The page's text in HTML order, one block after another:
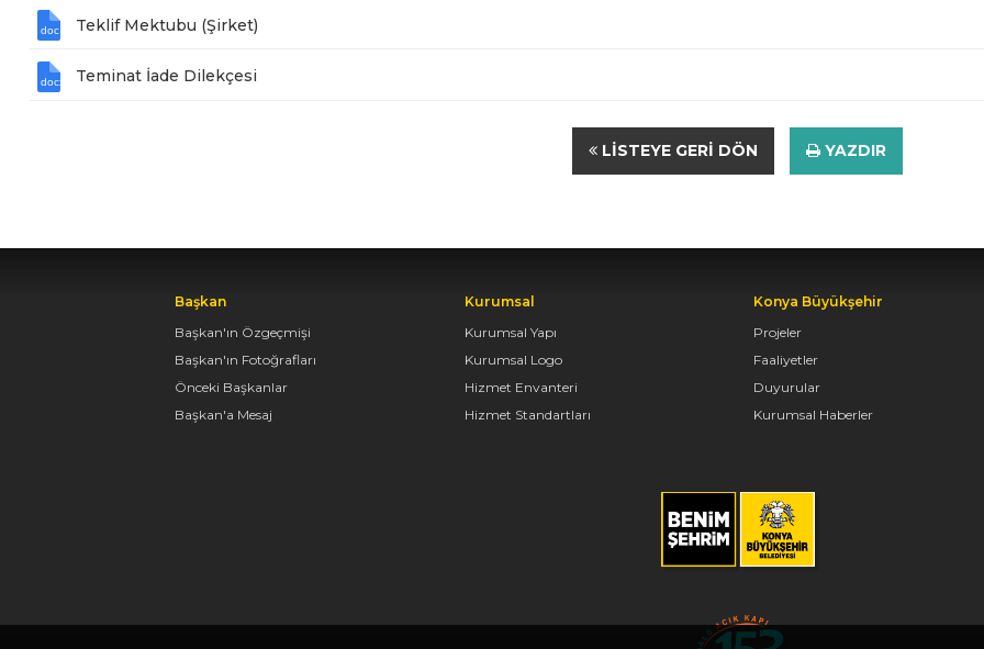
Teklif Mektubu (Şirket)
Teminat İade Dilekçesi
LISTEYE GERI DÖN YAZDIR
Başkan
Başkan'ın Özgeçmişi
Başkan'ın Fotoğrafları
Önceki Başkanlar
Başkan'a Mesaj
Kurumsal
Kurumsal Yapı
Kurumsal Logo
Hizmet Envanteri
Hizmet Standartları
Konya Büyükşehir
Projeler
Faaliyetler
Duyurular
Kurumsal Haberler